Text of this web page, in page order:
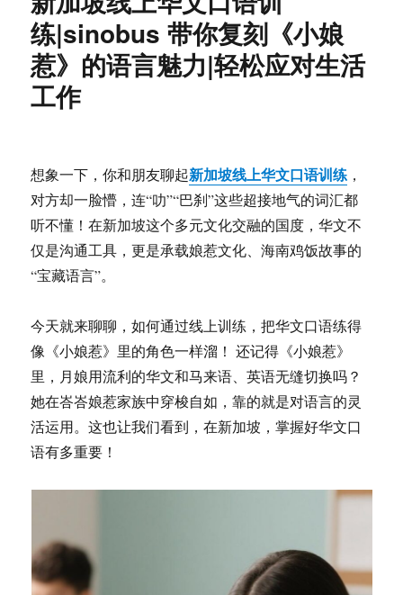
练|sinobus 带你复刻《小娘
惹》的语言魅力|轻松应对生活
工作
想象一下，你和朋友聊起新加坡线上华文口语训练 ，
对方却一脸懵，连“叻”“巴刹”这些超接地气的词汇都
听不懂！在新加坡这个多元文化交融的国度，华文不
仅是沟通工具，更是承载娘惹文化、海南鸡饭故事的
“宝藏语言”。
今天就来聊聊，如何通过线上训练，把华文口语练得
像《小娘惹》里的角色一样溜！ 还记得《小娘惹》
里，月娘用流利的华文和马来语、英语无缝切换吗？
她在峇峇娘惹家族中穿梭自如，靠的就是对语言的灵
活运用。这也让我们看到，在新加坡，掌握好华文口
语有多重要！